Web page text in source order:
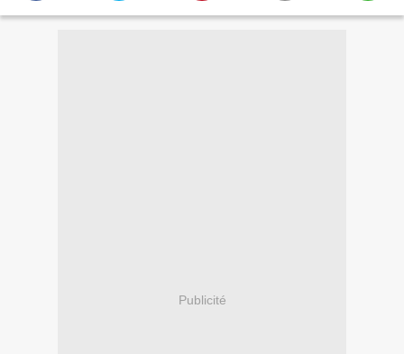
Publicité